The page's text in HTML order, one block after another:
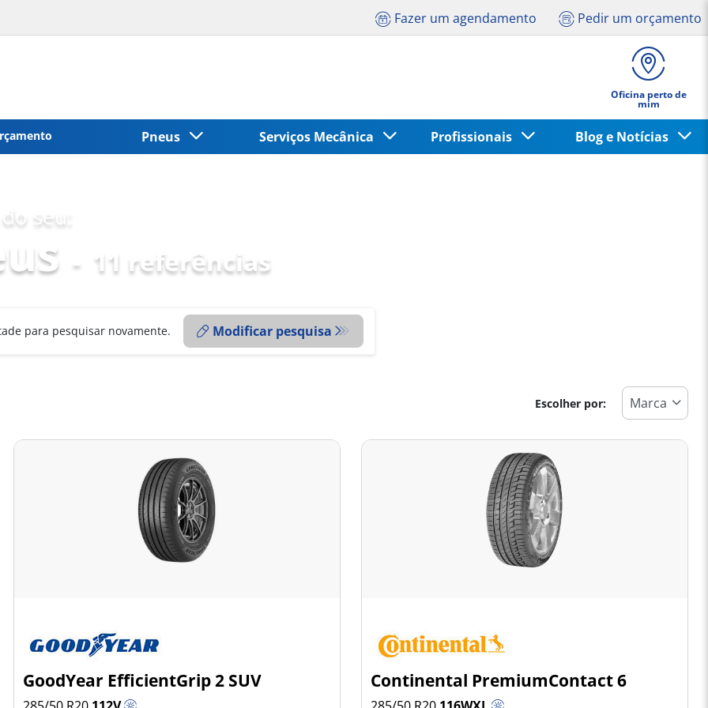
Fazer um agendamento Pedir um orçamento
Oficina perto de
mim
Pneus Serviços Mecânica Profissionais Blog e Notícias
seu:
- 11 referências
para pesquisar novamente. Modificar pesquisa
Escolher por:
GoodYear EfficientGrip 2 SUV Continental PremiumContact 6